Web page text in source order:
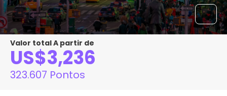
Valor total A partir de
US$3,236
323.607 Pontos